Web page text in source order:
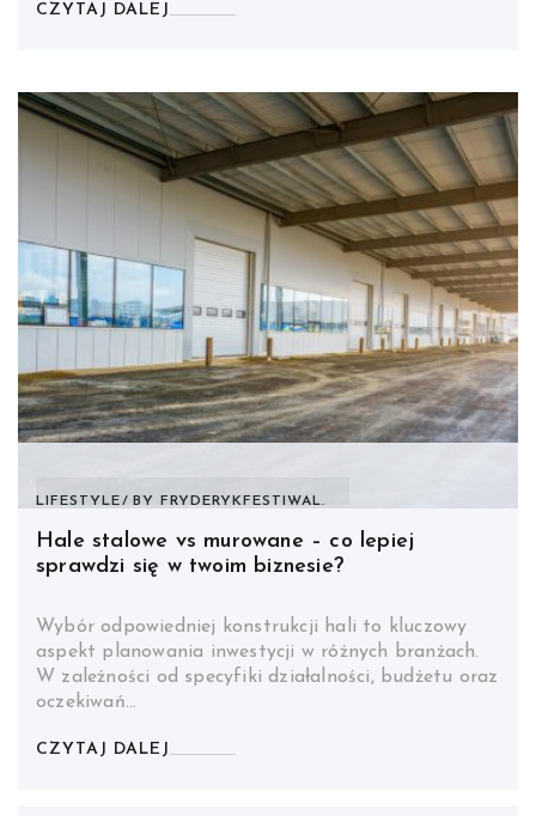
CZYTAJ DALEJ
LIFESTYLE BY FRYDERYKFESTIWAL.
Hale stalowe vs murowane – co lepiej
sprawdzi się w twoim biznesie?
Wybór odpowiedniej konstrukcji hali to kluczowy
aspekt planowania inwestycji w różnych branżach.
W zależności od specyfiki działalności, budżetu oraz
oczekiwań…
CZYTAJ DALEJ